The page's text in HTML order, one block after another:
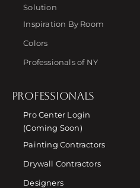
Solution
Inspiration By Room
Colors
Professionals of NY
PROFESSIONALS
Pro Center Login
(Coming Soon)
Painting Contractors
Drywall Contractors
Designers